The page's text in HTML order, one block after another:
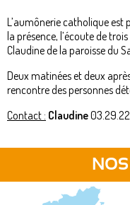
L’aumônerie catholique est
la présence, l’écoute de
Claudine de la paroisse du
Deux matinées et deux
rencontre des personnes
Contact : Claudine